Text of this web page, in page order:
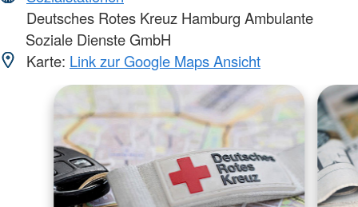
Deutsches Rotes Kreuz Hamburg Ambulante
Soziale Dienste GmbH
Karte: Link zur Google Maps Ansicht